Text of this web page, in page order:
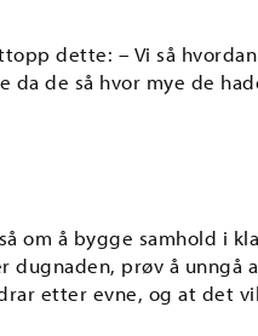
dette: – Vi så
da de så hvor mye de
om å bygge samhold i
dugnaden, prøv å unngå
etter evne, og at det